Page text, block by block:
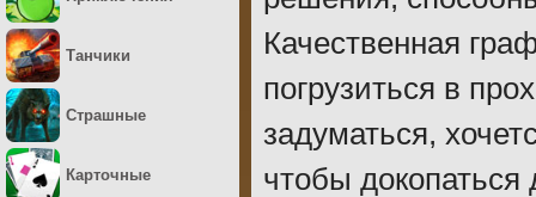
Качественная
погрузиться в
задуматься,
чтобы
Танчики
Страшные
Карточные